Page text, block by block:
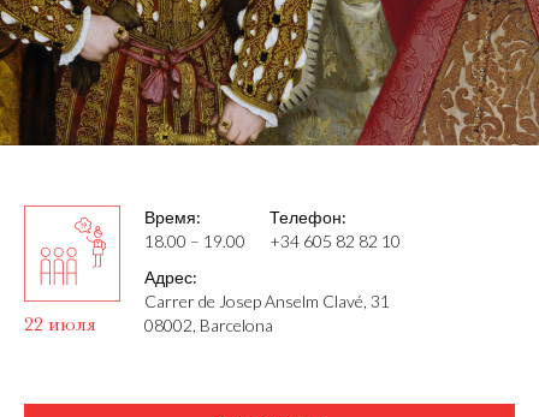
22 июля
Время:
18.00 – 19.00
Телефон:
+34 605 82 82 10
Адрес:
Carrer de Josep Anselm Clavé, 31
08002, Barcelona